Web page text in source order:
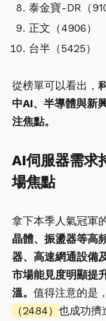
泰金寶-DR（
正文（4906）
台半（5425）
從榜單可以看出，
中AI、半導體與新
注焦點。
AI伺服器需求
場焦點
拿下本季人氣冠軍
晶體、振盪器等高
器、高速網通設備
市場能見度明顯提
溫。 值得注意的是
（2484） 也成功擠